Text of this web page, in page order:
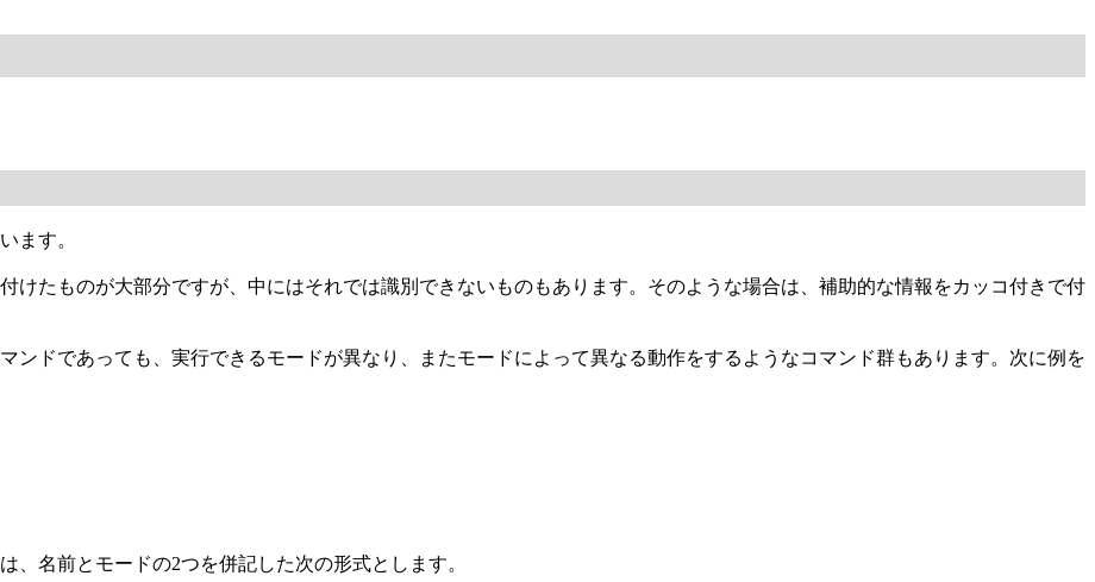
ます。
けたものが大部分ですが、中にはそれでは識別できないものもあります。そのような場合は、補助的な情報をカッコ付きで付
ンドであっても、実行できるモードが異なり、またモードによって異なる動作をするようなコマンド群もあります。次に例を
、名前とモードの2つを併記した次の形式とします。